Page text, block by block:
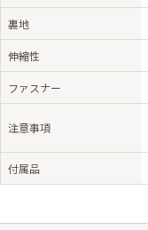
裏地
伸縮性
ファスナー
注意事項
付属品